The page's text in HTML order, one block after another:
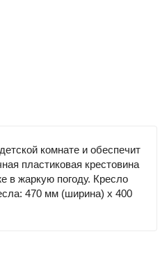
комнате и обеспечит
пластиковая крестовина
в жаркую погоду. Кресло
470 мм (ширина) х 400